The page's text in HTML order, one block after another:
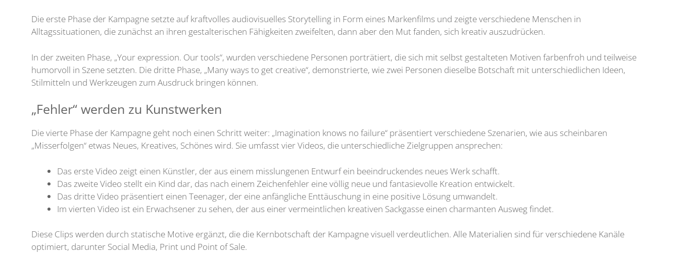
Die erste Phase der Kampagne setzte auf kraftvolles audiovisuelles Storytelling in Form eines Markenfilms und zeigte verschiedene Menschen in
Alltagssituationen, die zunächst an ihren gestalterischen Fähigkeiten zweifelten, dann aber den Mut fanden, sich kreativ auszudrücken.
In der zweiten Phase, „Your expression. Our tools“, wurden verschiedene Personen porträtiert, die sich mit selbst gestalteten Motiven farbenfroh und teilweise
humorvoll in Szene setzten. Die dritte Phase, „Many ways to get creative“, demonstrierte, wie zwei Personen dieselbe Botschaft mit unterschiedlichen Ideen,
Stilmitteln und Werkzeugen zum Ausdruck bringen können.
„Fehler“ werden zu Kunstwerken
Die vierte Phase der Kampagne geht noch einen Schritt weiter: „Imagination knows no failure“ präsentiert verschiedene Szenarien, wie aus scheinbaren
„Misserfolgen“ etwas Neues, Kreatives, Schönes wird. Sie umfasst vier Videos, die unterschiedliche Zielgruppen ansprechen:
Das erste Video zeigt einen Künstler, der aus einem misslungenen Entwurf ein beeindruckendes neues Werk schafft.
Das zweite Video stellt ein Kind dar, das nach einem Zeichenfehler eine völlig neue und fantasievolle Kreation entwickelt.
Das dritte Video präsentiert einen Teenager, der eine anfängliche Enttäuschung in eine positive Lösung umwandelt.
Im vierten Video ist ein Erwachsener zu sehen, der aus einer vermeintlichen kreativen Sackgasse einen charmanten Ausweg findet.
Diese Clips werden durch statische Motive ergänzt, die die Kernbotschaft der Kampagne visuell verdeutlichen. Alle Materialien sind für verschiedene Kanäle
optimiert, darunter Social Media, Print und Point of Sale.